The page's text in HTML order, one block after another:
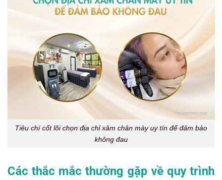
Tiêu chí cốt lõi chọn địa chỉ xăm chân mày uy tín để đảm bảo
không đau
Các thắc mắc thường gặp về quy trình